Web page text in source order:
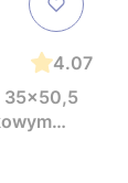
4.07
35x50,5